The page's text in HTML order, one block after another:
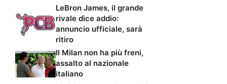
LeBron James, il grande
rivale dice addio:
annuncio ufficiale, sarà
ritiro
Il Milan non ha più freni,
assalto al nazionale
italiano